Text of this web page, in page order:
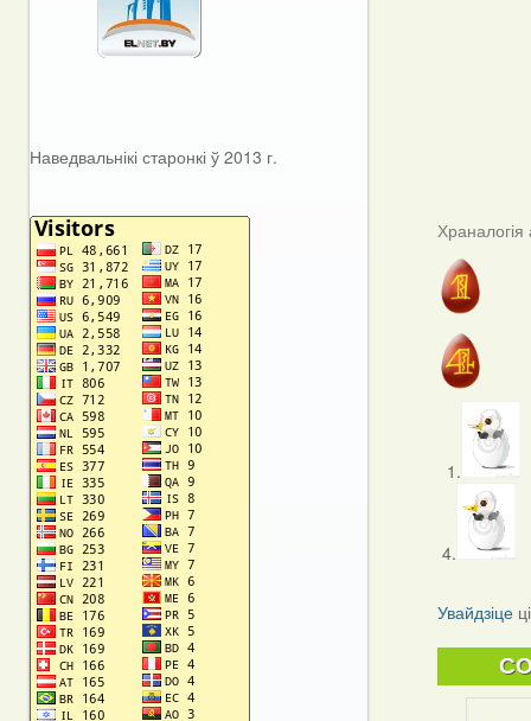
1.
4.
Увайдзіце
Наведвальнікі старонкі ў 2013 г.